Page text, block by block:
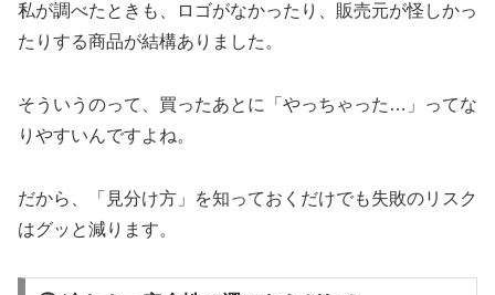
私が調べたときも、ロゴがなかったり、販売元が怪しかっ
たりする商品が結構ありました。
そういうのって、買ったあとに「やっちゃった…」ってな
りやすいんですよね。
だから、「見分け方」を知っておくだけでも失敗のリスク
はグッと減ります。